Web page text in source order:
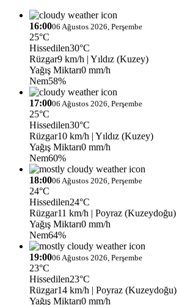
16:0006 Ağustos 2026, Perşembe
25°C
Hissedilen30°C
Rüzgar9 km/h | Yıldız (Kuzey)
Yağış Miktarı0 mm/h
Nem58%
17:0006 Ağustos 2026, Perşembe
25°C
Hissedilen30°C
Rüzgar10 km/h | Yıldız (Kuzey)
Yağış Miktarı0 mm/h
Nem60%
18:0006 Ağustos 2026, Perşembe
24°C
Hissedilen24°C
Rüzgar11 km/h | Poyraz (Kuzeydoğu)
Yağış Miktarı0 mm/h
Nem64%
19:0006 Ağustos 2026, Perşembe
23°C
Hissedilen23°C
Rüzgar14 km/h | Poyraz (Kuzeydoğu)
Yağış Miktarı0 mm/h